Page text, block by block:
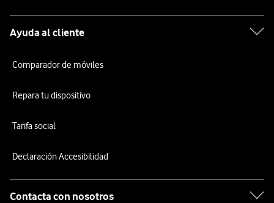
Ayuda al cliente
Comparador de móviles
Repara tu dispositivo
Tarifa social
Declaración Accesibilidad
Contacta con nosotros